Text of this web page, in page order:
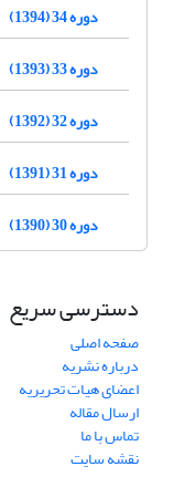
دوره 34 (1394)
دوره 33 (1393)
دوره 32 (1392)
دوره 31 (1391)
دوره 30 (1390)
دسترسی سریع
صفحه اصلی
درباره نشریه
اعضای هیات تحریریه
ارسال مقاله
تماس با ما
نقشه سایت